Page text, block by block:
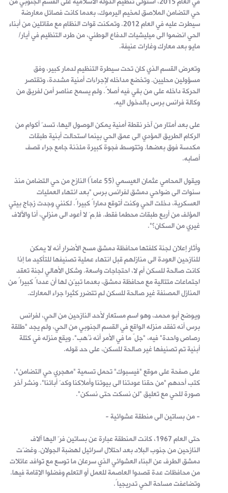
حي التضامن الملاصق لمخيم اليرموك، بعدما كانت فصائل معارضة
سيطرت عليه في العام 2012. وتمكنت قوات النظام مع مقاتلين من أبناء
الحي انضموا الى ميليشيات الدفاع الوطني، من طرد التنظيم في أيار/
مايو بعد معارك وغارات عنيفة.
وتعرض القسم الذي كان تحت سيطرة التنظيم لدمار كبير، وفق
مسؤولين محليين. وتخضع مداخله لإجراءات أمنية مشددة، وتقتصر
الحركة داخله على من بقي فيه أصلاً. ولم يسمح عناصر أمن لفريق من
وكالة فرانس برس بالدخول اليه.
على بعد أمتار من آخر نقطة أمنية يمكن الوصول اليها، تسدّ أكوام من
الركام الطريق المؤدي الى عمق الحي بينما استحالت أبنية طبقات
مكدسة فوق بعضها. وتتوسط فجوة كبيرة مئذنة جامع جراء قصف
أصابه.
ويقول المحامي عثمان العيسمي (55 عاماً) النازح من حي التضامن منذ
سنوات الى ضواحي دمشق لفرانس برس "بعد انتهاء العمليات
العسكرية، دخلت الحي وكنت أتوقع دماراً كبيراً. لكنني وجدت زجاج بيتي
المؤلف من أربع طبقات محطما فقط. فلِمَ لا أعود الى منزلي، أنا والآلاف
غيري من السكان؟".
وأثار إعلان لجنة كلفتها محافظة دمشق مسح الأضرار أنه لا يمكن
للنازحين العودة الى منازلهم قبل انتهاء عملية تصنيفها للتأكيد ما إذا
كانت صالحة للسكن أم لا، احتجاجات واسعة. وشكل الأهالي لجنة تعقد
اجتماعات متتالية مع محافظة دمشق، بعدما تبيّن لها أن عدداً كبيراً من
المنازل المصنفة غير صالحة للسكن لم تتضرر كثيرا جراء المعارك.
ويوضح أبو محمد، وهو اسم مستعار لأحد النازحين من الحي، لفرانس
برس أنه تفقد منزله الواقع في القسم الجنوبي من الحي، ولم يجد "طلقة
رصاص واحدة" فيه، "جلّ ما في الأمر أنه نُهب". ويقع منزله في كتلة
أبنية تم تصنيفها غير صالحة للسكن، على حد قوله.
على صفحة على موقع "فيسبوك" تحمل تسمية "مهجري حي التضامن"،
كتب أحدهم "من حقنا عودتنا الى بيوتنا وأملاكنا وكدّ أبائنا". ونشر آخر
صورة للحي مع تعليق "لن نسكت حتى نسكن".
- من بساتين الى منطقة عشوائية -
حتى العام 1967، كانت المنطقة عبارة عن بساتين فرّ اليها آلاف
النازحين من جنوب البلاد بعد احتلال اسرائيل لهضبة الجولان. وغضّت
دمشق الطرف عن البناء العشوائي الذي سرعان ما توسع مع توافد عائلات
من محافظات عدة قصدوا العاصمة للعمل أو التعلم وفضلوا الإقامة فيها.
وتضاعفت مساحة الحي تدريجياً.